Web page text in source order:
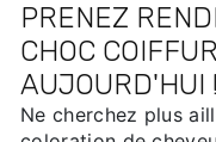
PRENEZ
CHOC
AUJOURD'HUI !
Ne cherchez plus